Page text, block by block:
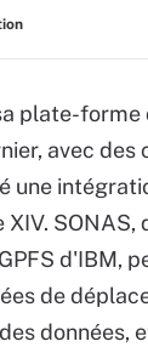
plate-
avec
une
d'IBM,
de
données,